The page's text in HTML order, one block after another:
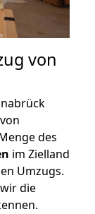
von
des
im Zielland
Umzugs.
die